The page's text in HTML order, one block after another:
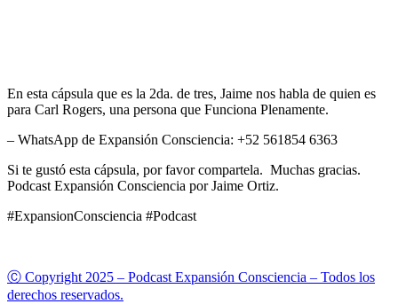
En esta cápsula que es la 2da. de tres, Jaime nos habla de quien es
para Carl Rogers, una persona que Funciona Plenamente.
– WhatsApp de Expansión Consciencia: +52 561854 6363
Si te gustó esta cápsula, por favor compartela. Muchas gracias.
Podcast Expansión Consciencia por Jaime Ortiz.
#ExpansionConsciencia #Podcast
Ⓒ Copyright 2025 – Podcast Expansión Consciencia – Todos los
derechos reservados.